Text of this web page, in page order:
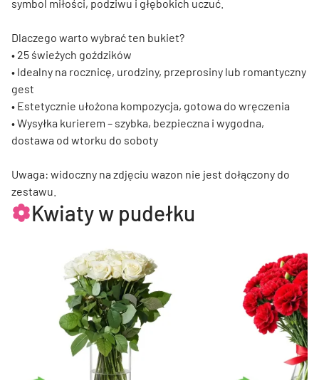
symbol miłości, podziwu i głębokich uczuć.
Dlaczego warto wybrać ten bukiet?
• 25 świeżych goździków
• Idealny na rocznicę, urodziny, przeprosiny lub romantyczny
gest
• Estetycznie ułożona kompozycja, gotowa do wręczenia
• Wysyłka kurierem – szybka, bezpieczna i wygodna,
dostawa od wtorku do soboty
Uwaga: widoczny na zdjęciu wazon nie jest dołączony do
zestawu.
Kwiaty w pudełku